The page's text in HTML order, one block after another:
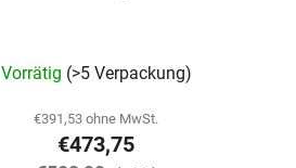
Vorrätig (>5 Verpackung)
€391,53 ohne MwSt.
€473,75